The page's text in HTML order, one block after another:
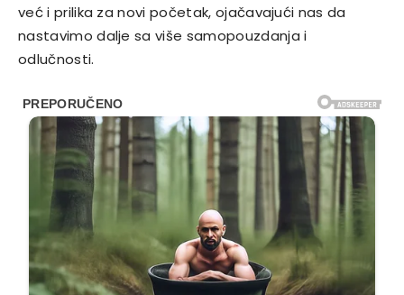
već i prilika za novi početak, ojačavajući nas da
nastavimo dalje sa više samopouzdanja i
odlučnosti.